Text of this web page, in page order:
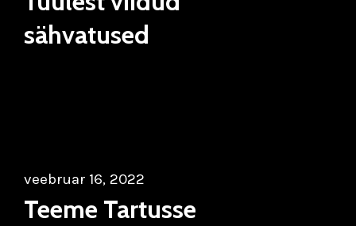
sähvatused
veebruar 16, 2022
Teeme Tartusse